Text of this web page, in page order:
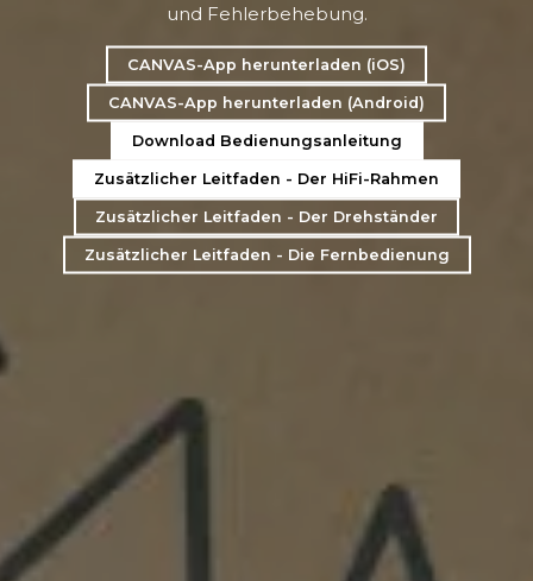
und Fehlerbehebung.
CANVAS-App herunterladen (iOS)
CANVAS-App herunterladen (Android)
Download Bedienungsanleitung
Zusätzlicher Leitfaden - Der HiFi-Rahmen
Zusätzlicher Leitfaden - Der Drehständer
Zusätzlicher Leitfaden - Die Fernbedienung